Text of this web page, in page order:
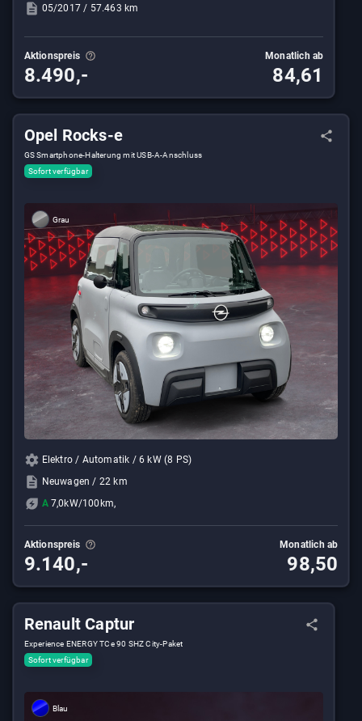
05/2017 / 57.463 km
Aktionspreis
8.490,-
Monatlich ab
84,61
Opel Rocks-e
GS Smartphone-Halterung mit USB-A-Anschluss​
Sofort verfügbar
Grau
Elektro / Automatik / 6 kW (8 PS)
Neuwagen / 22 km
A 7,0kW/100km,
Aktionspreis
9.140,-
Monatlich ab
98,50
Renault Captur
Experience ENERGY TCe 90 SHZ City-Paket
Sofort verfügbar
Blau